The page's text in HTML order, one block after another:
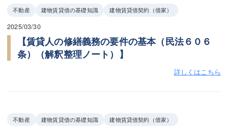
不動産 建物賃貸借の基礎知識 建物賃貸借契約（借家）
2025/03/30
【賃貸人の修繕義務の要件の基本（民法６０６
条）（解釈整理ノート）】
詳しくはこちら
不動産 建物賃貸借の基礎知識 建物賃貸借契約（借家）